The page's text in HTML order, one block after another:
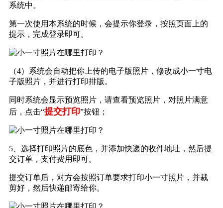
系统中。
第一次使用本系统的时候，会提示你登录，按照页面上的
提示，完成登录即可。
（4）系统会自动把你上传的电子版照片，修改成小一寸电
子版照片，并进行打印排版。
同时系统会显示预览照片，请查看预览照片，对照片满意
后，点击“提交打印”按钮；
5、选择打印照片的底色，并添加快递的收件地址，然后提
交订单，支付费用即可。
提交订单后，对方会按照订单要求打印小一寸照片，并裁
剪好，然后快递邮寄给你。